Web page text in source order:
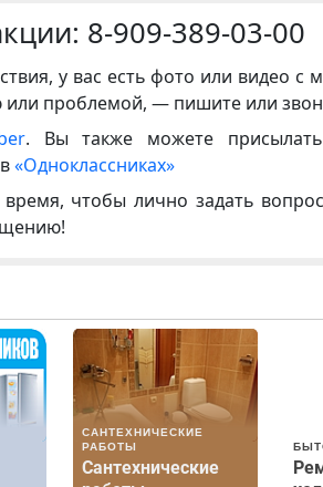
8-909-389-03-00
у вас есть фото или видео с
или проблемой, — пишите или
. Вы также можете
«Одноклассниках»
чтобы лично задать
САНТЕХНИЧЕСКИЕ
РАБОТЫ
Сантехнические